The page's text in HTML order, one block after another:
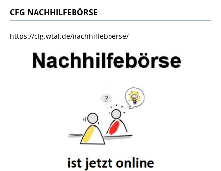
CFG NACHHILFEBÖRSE
https://cfg.wtal.de/nachhilfeboerse/